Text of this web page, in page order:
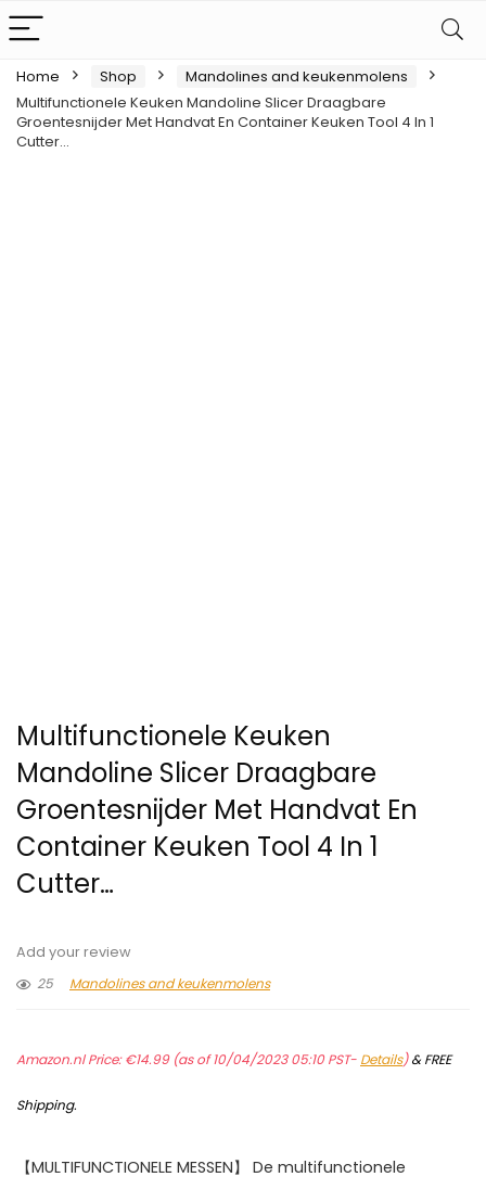
Home Shop
Mandolines and keukenmolens
Multifunctionele Keuken Mandoline Slicer Draagbare
Groentesnijder Met Handvat En Container Keuken Tool 4 In 1
Cutter…
Multifunctionele Keuken
Mandoline Slicer Draagbare
Groentesnijder Met Handvat En
Container Keuken Tool 4 In 1
Cutter…
Add your review
25
Mandolines and keukenmolens
Amazon.nl Price:€14.99(as of 10/04/2023 05:10 PST- Details)&FREE
Shipping.
【MULTIFUNCTIONELE MESSEN】 De multifunctionele